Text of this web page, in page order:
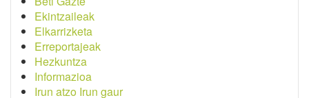
Ekintzaileak
Elkarrizketa
Erreportajeak
Hezkuntza
Informazioa
Irun atzo Irun gaur